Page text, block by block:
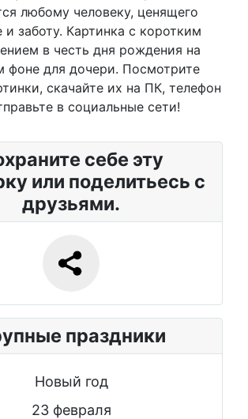
любому человеку, ценящего
и заботу. Картинка с коротким
в честь дня рождения на
фоне для дочери. Посмотрите
скачайте их на ПК, телефон
в социальные сети!
себе эту
или поделитьесь с
друзьями.
праздники
Новый год
23 февраля